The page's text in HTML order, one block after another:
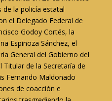
la policía estatal
el Delegado Federal de
Godoy Cortés, la
Espinoza Sánchez, el
General del Gobierno del
Titular de la Secretaría de
Fernando Maldonado
de coacción e